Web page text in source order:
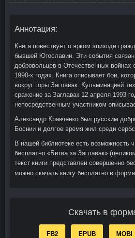
Аннотация:
Книга повествует о ярком эпизоде
бывшей Югославии. Эти события
добровольцев в Отечественных войнах
1990-х годах. Книга описывает бои,
вокруг горы Заглавак. Кульминацией
сражение за Заглавак 12 апреля 1993
непосредственным участником
Александр Кравченко был русским
Боснии и долгое время жил среди
В нашей библиотеке есть возможность
бесплатно «Битва за Заглавак»
текст книги представлен совершенно
можно скачать книгу бесплатно в
Скачать в
FB2 EPUB MOBI